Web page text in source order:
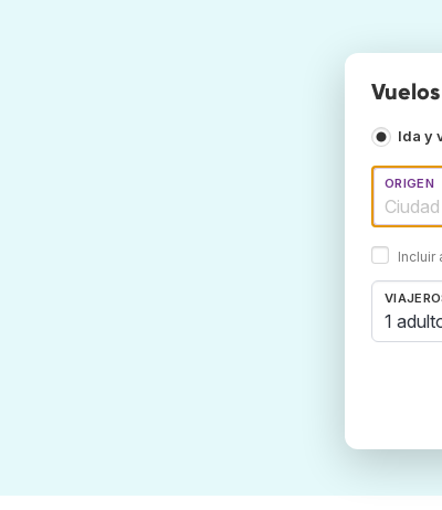
Ida y
ORIGEN
Incluir
1